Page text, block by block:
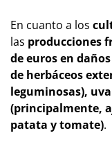
En cuanto a los
las producciones
de euros en
de herbáceos
leguminosas),
(principalmente,
patata y tomate).